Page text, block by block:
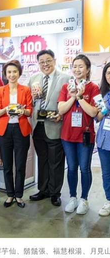
仙、鬍鬚張、福慧根湯、月見